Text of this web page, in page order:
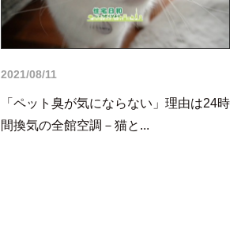
2021/08/11
「ペット臭が気にならない」理由は24時
間換気の全館空調－猫と...